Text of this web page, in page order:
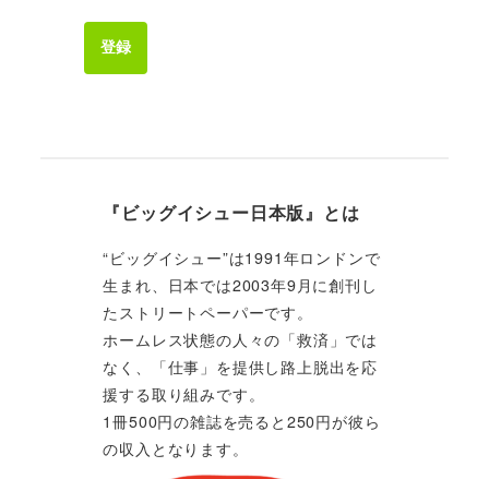
登録
『ビッグイシュー日本版』とは
“ビッグイシュー”は1991年ロンドンで
生まれ、日本では2003年9月に創刊し
たストリートペーパーです。
ホームレス状態の人々の「救済」では
なく、「仕事」を提供し路上脱出を応
援する取り組みです。
1冊500円の雑誌を売ると250円が彼ら
の収入となります。